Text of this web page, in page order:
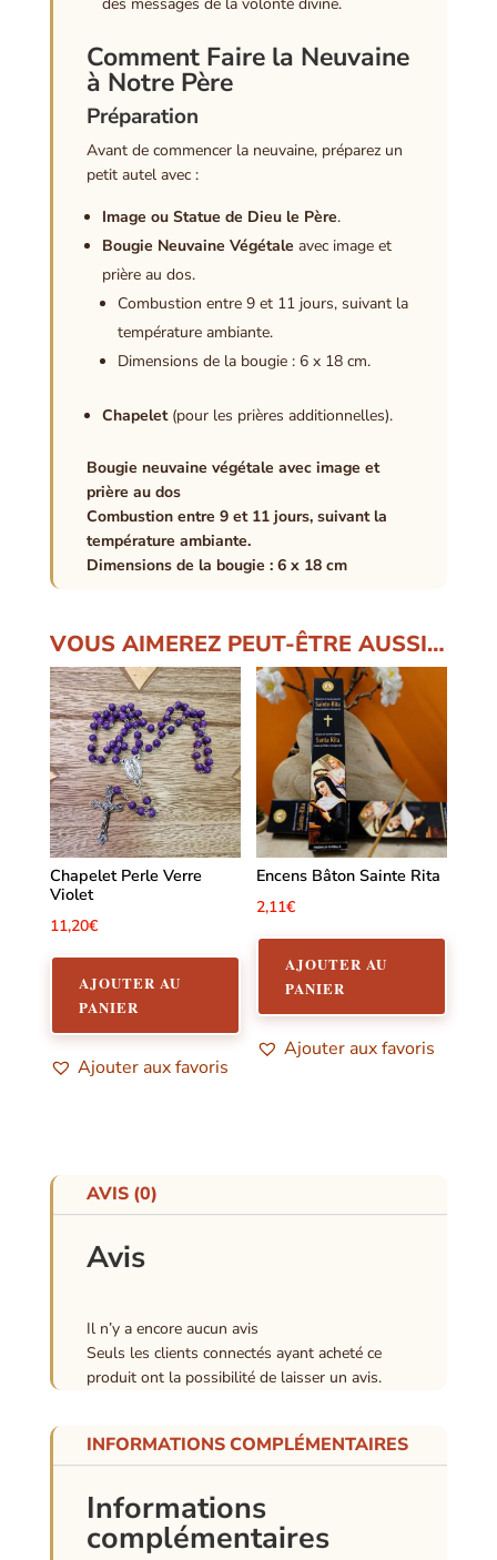
des messages de la volonté divine.
Comment Faire la Neuvaine
à Notre Père
Préparation
Avant de commencer la neuvaine, préparez un
petit autel avec :
Image ou Statue de Dieu le Père.
Bougie Neuvaine Végétale avec image et
prière au dos.
Combustion entre 9 et 11 jours, suivant la
température ambiante.
Dimensions de la bougie : 6 x 18 cm.
Chapelet(pour les prières additionnelles).
Bougie neuvaine végétale avec image et
prière au dos
Combustion entre 9 et 11 jours, suivant la
température ambiante.
Dimensions de la bougie : 6 x 18 cm
VOUS AIMEREZ PEUT-ÊTRE AUSSI…
Chapelet Perle Verre
Violet
11,20€
AJOUTER AU
PANIER
Ajouter aux favoris
Encens Bâton Sainte Rita
2,11€
AJOUTER AU
PANIER
Ajouter aux favoris
AVIS (0)
Avis
Il n’y a encore aucun avis
Seuls les clients connectés ayant acheté ce
produit ont la possibilité de laisser un avis.
INFORMATIONS COMPLÉMENTAIRES
Informations
complémentaires